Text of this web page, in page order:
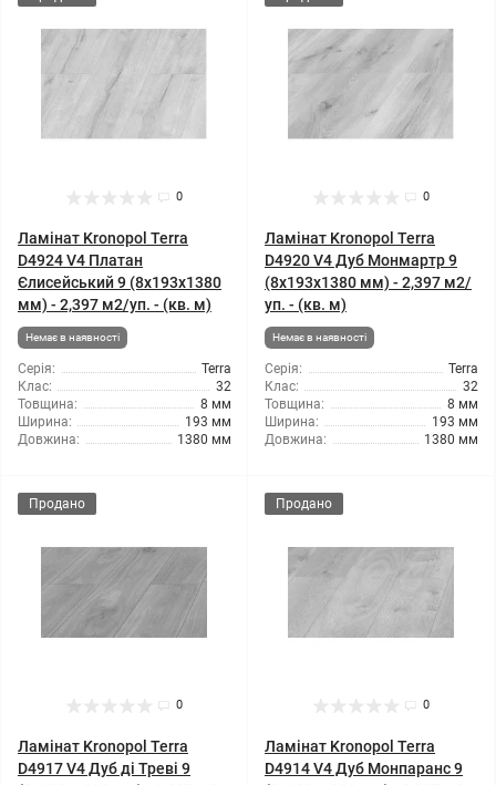
0
Ламінат Kronopol Terra
D4924 V4 Платан
Єлисейський 9 (8x193x1380
мм) - 2,397 м2/уп. - (кв. м)
Немає в наявності
Серія:
Terra
Клас:
32
Товщина:
8 мм
Ширина:
193 мм
Довжина:
1380 мм
0
Ламінат Kronopol Terra
D4920 V4 Дуб Монмартр 9
(8x193x1380 мм) - 2,397 м2/
уп. - (кв. м)
Немає в наявності
Серія:
Terra
Клас:
32
Товщина:
8 мм
Ширина:
193 мм
Довжина:
1380 мм
Продано
0
Ламінат Kronopol Terra
D4917 V4 Дуб ді Треві 9
Продано
0
Ламінат Kronopol Terra
D4914 V4 Дуб Монпаранс 9